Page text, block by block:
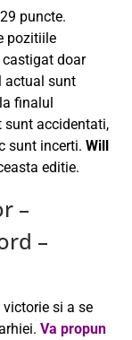
puncte.
pozitiile
doar
actual sunt
finalul
sunt accidentati,
sunt incerti. Will
editie.
–
–
si a se
Va propun